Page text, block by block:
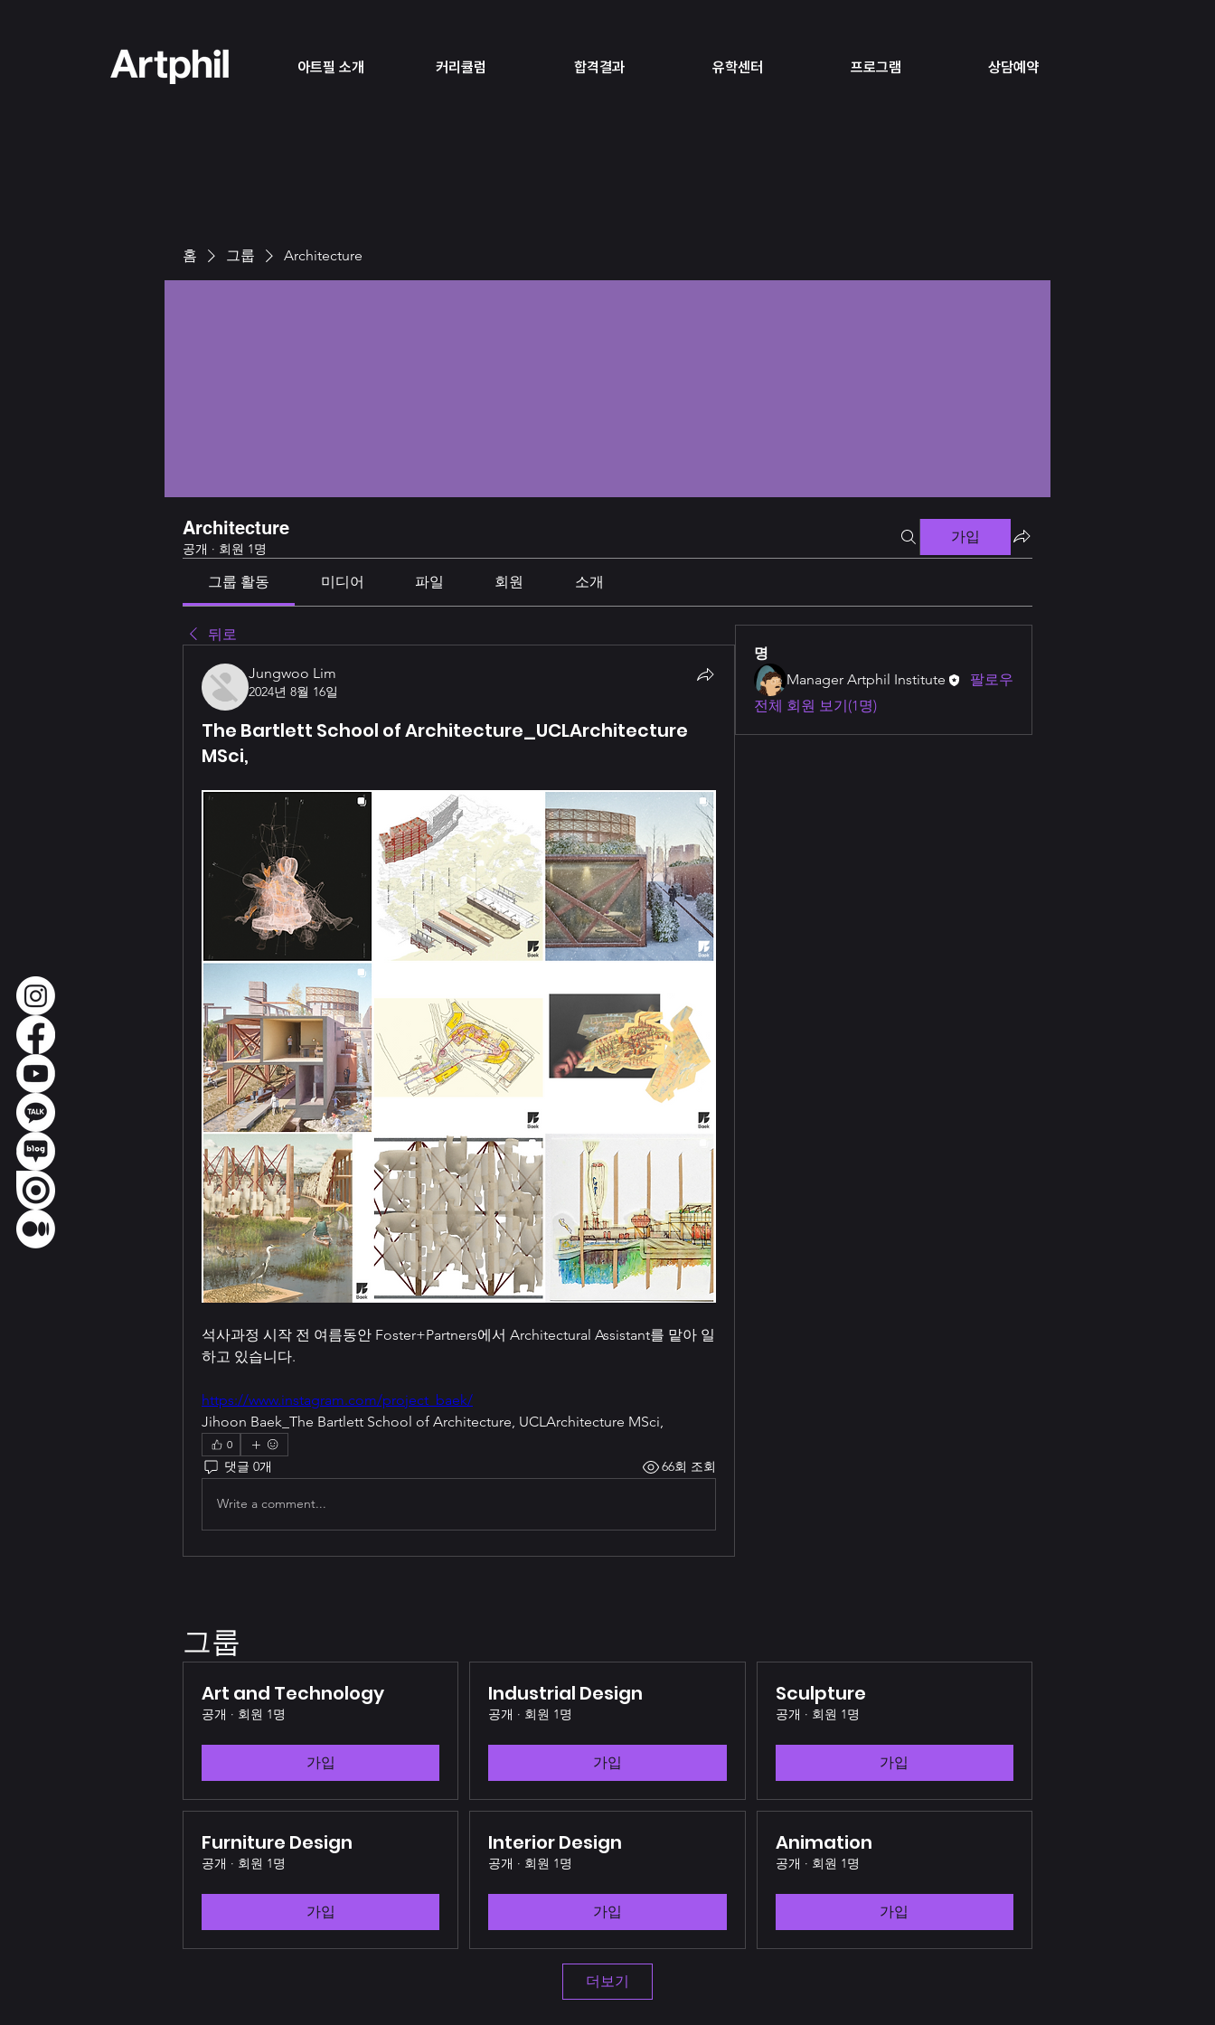
아트필 소개 커리큘럼 합격결과 유학센터 프로그램 상담예약
홈 그룹 Architecture
Architecture
공개 · 회원 1명
가입
그룹 활동 미디어 파일 회원 소개
뒤로
Jungwoo Lim
2024년 8월 16일
The Bartlett School of Architecture_UCLArchitecture
MSci,
석사과정 시작 전 여름동안 Foster+Partners에서 Architectural Assistant를 맡아 일
하고 있습니다.
https://www.instagram.com/project_baek/
Jihoon Baek_The Bartlett School of Architecture, UCLArchitecture MSci,
0
댓글 0개 66회 조회
Write a comment...
명
Manager Artphil Institute
팔로우
전체 회원 보기(1명)
그룹
Art and Technology
공개 · 회원 1명
가입
Industrial Design
공개 · 회원 1명
가입
Sculpture
공개 · 회원 1명
가입
Furniture Design
공개 · 회원 1명
가입
Interior Design
공개 · 회원 1명
가입
Animation
공개 · 회원 1명
가입
더보기